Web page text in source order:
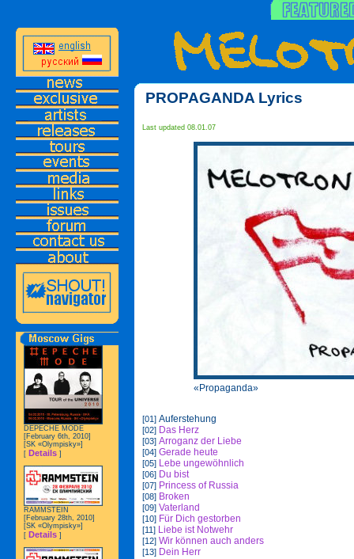
PROPAGANDA Lyrics
Last updated 08.01.07
«Propaganda»
[01] Auferstehung
[02] Das Herz
[03] Arroganz der Liebe
[04] Gerade heute
[05] Lebe ungewöhnlich
[06] Du bist
[07] Princess of Russia
[08] Broken
[09] Vaterland
[10] Für Dich gestorben
[11] Liebe ist Notwehr
[12] Wir können auch anders
[13] Dein Herr
DEPECHE MODE
[February 6th, 2010]
[SK «Olympisky»]
[ Details ]
RAMMSTEIN
[February 28th, 2010]
[SK «Olympisky»]
[ Details ]